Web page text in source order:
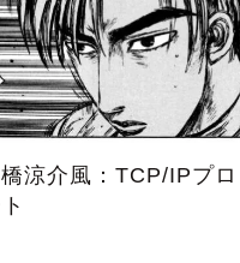
涼介風：TCP/IPプロ